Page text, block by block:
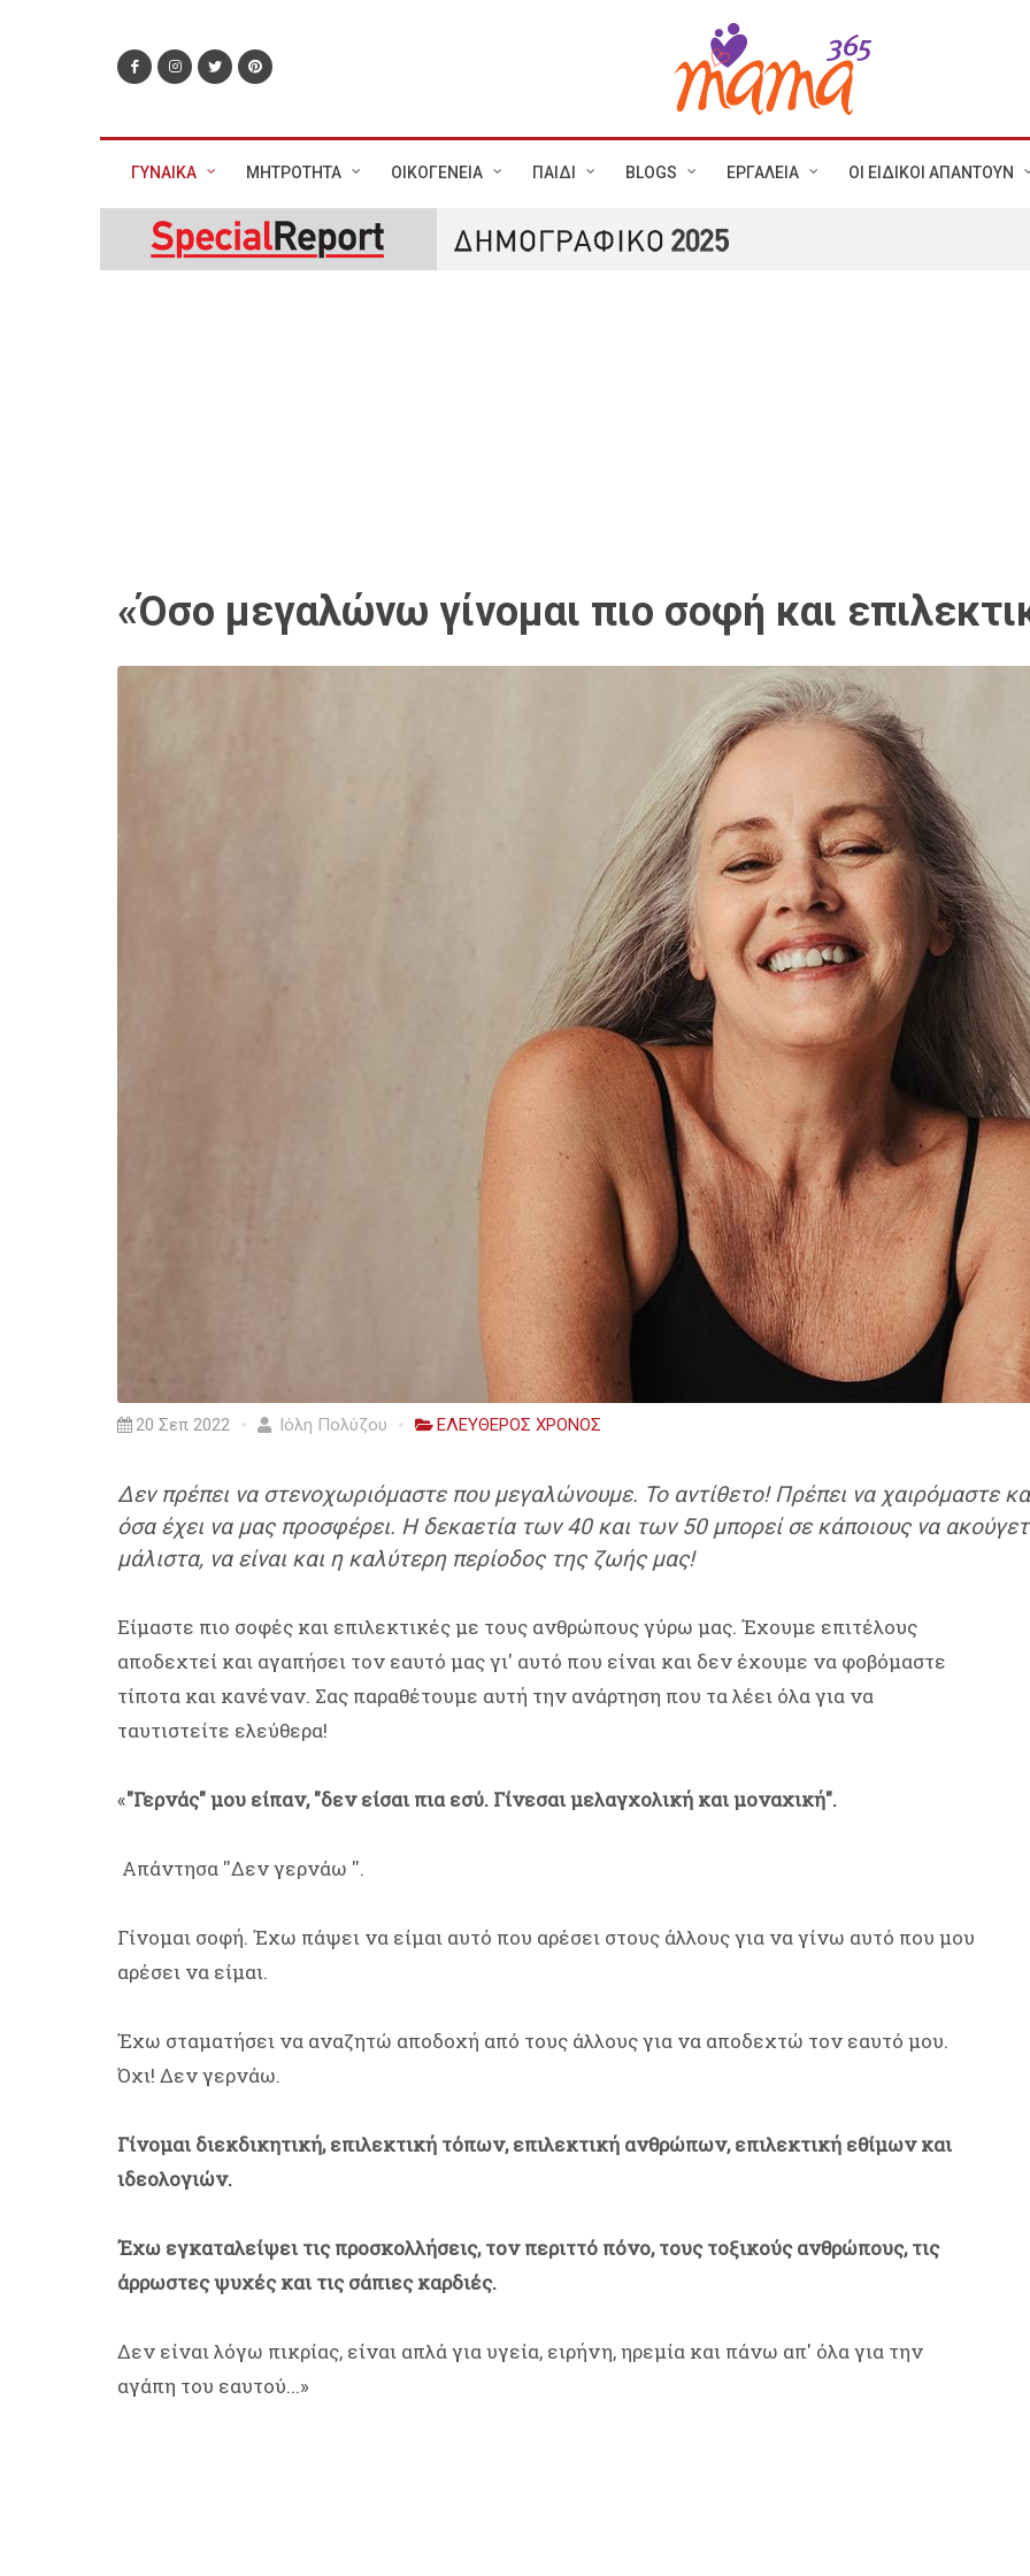
ΓΥΝΑΙΚΑ ΜΗΤΡΟΤΗΤΑ ΟΙΚΟΓΕΝΕΙΑ ΠΑΙΔΙ BLOGS ΕΡΓΑΛΕΙΑ ΟΙ ΕΙΔΙΚΟΙ ΑΠΑΝΤΟΥΝ
«Όσο μεγαλώνω γίνομαι πιο σοφή και
20 Σεπ 2022 Ιόλη Πολύζου ΕΛΕΥΘΕΡΟΣ ΧΡΟΝΟΣ
Δεν πρέπει να στενοχωριόμαστε που μεγαλώνουμε. Το αντίθετο! Πρέπει να χαιρόμαστε
όσα έχει να μας προσφέρει. Η δεκαετία των 40 και των 50 μπορεί σε κάποιους να
μάλιστα, να είναι και η καλύτερη περίοδος της ζωής μας!
Είμαστε πιο σοφές και επιλεκτικές με τους ανθρώπους γύρω μας. Έχουμε επιτέλους
αποδεχτεί και αγαπήσει τον εαυτό μας γι' αυτό που είναι και δεν έχουμε να φοβόμαστε
τίποτα και κανέναν. Σας παραθέτουμε αυτή την ανάρτηση που τα λέει όλα για να
ταυτιστείτε ελεύθερα!
«"Γερνάς" μου είπαν, "δεν είσαι πια εσύ. Γίνεσαι μελαγχολική και μοναχική".
Απάντησα ''Δεν γερνάω ''.
Γίνομαι σοφή. Έχω πάψει να είμαι αυτό που αρέσει στους άλλους για να γίνω αυτό που μου
αρέσει να είμαι.
Έχω σταματήσει να αναζητώ αποδοχή από τους άλλους για να αποδεχτώ τον εαυτό μου.
Όχι! Δεν γερνάω.
Γίνομαι διεκδικητική, επιλεκτική τόπων, επιλεκτική ανθρώπων, επιλεκτική εθίμων και
ιδεολογιών.
Έχω εγκαταλείψει τις προσκολλήσεις, τον περιττό πόνο, τους τοξικούς ανθρώπους, τις
άρρωστες ψυχές και τις σάπιες καρδιές.
Δεν είναι λόγω πικρίας, είναι απλά για υγεία, ειρήνη, ηρεμία και πάνω απ' όλα για την
αγάπη του εαυτού...»